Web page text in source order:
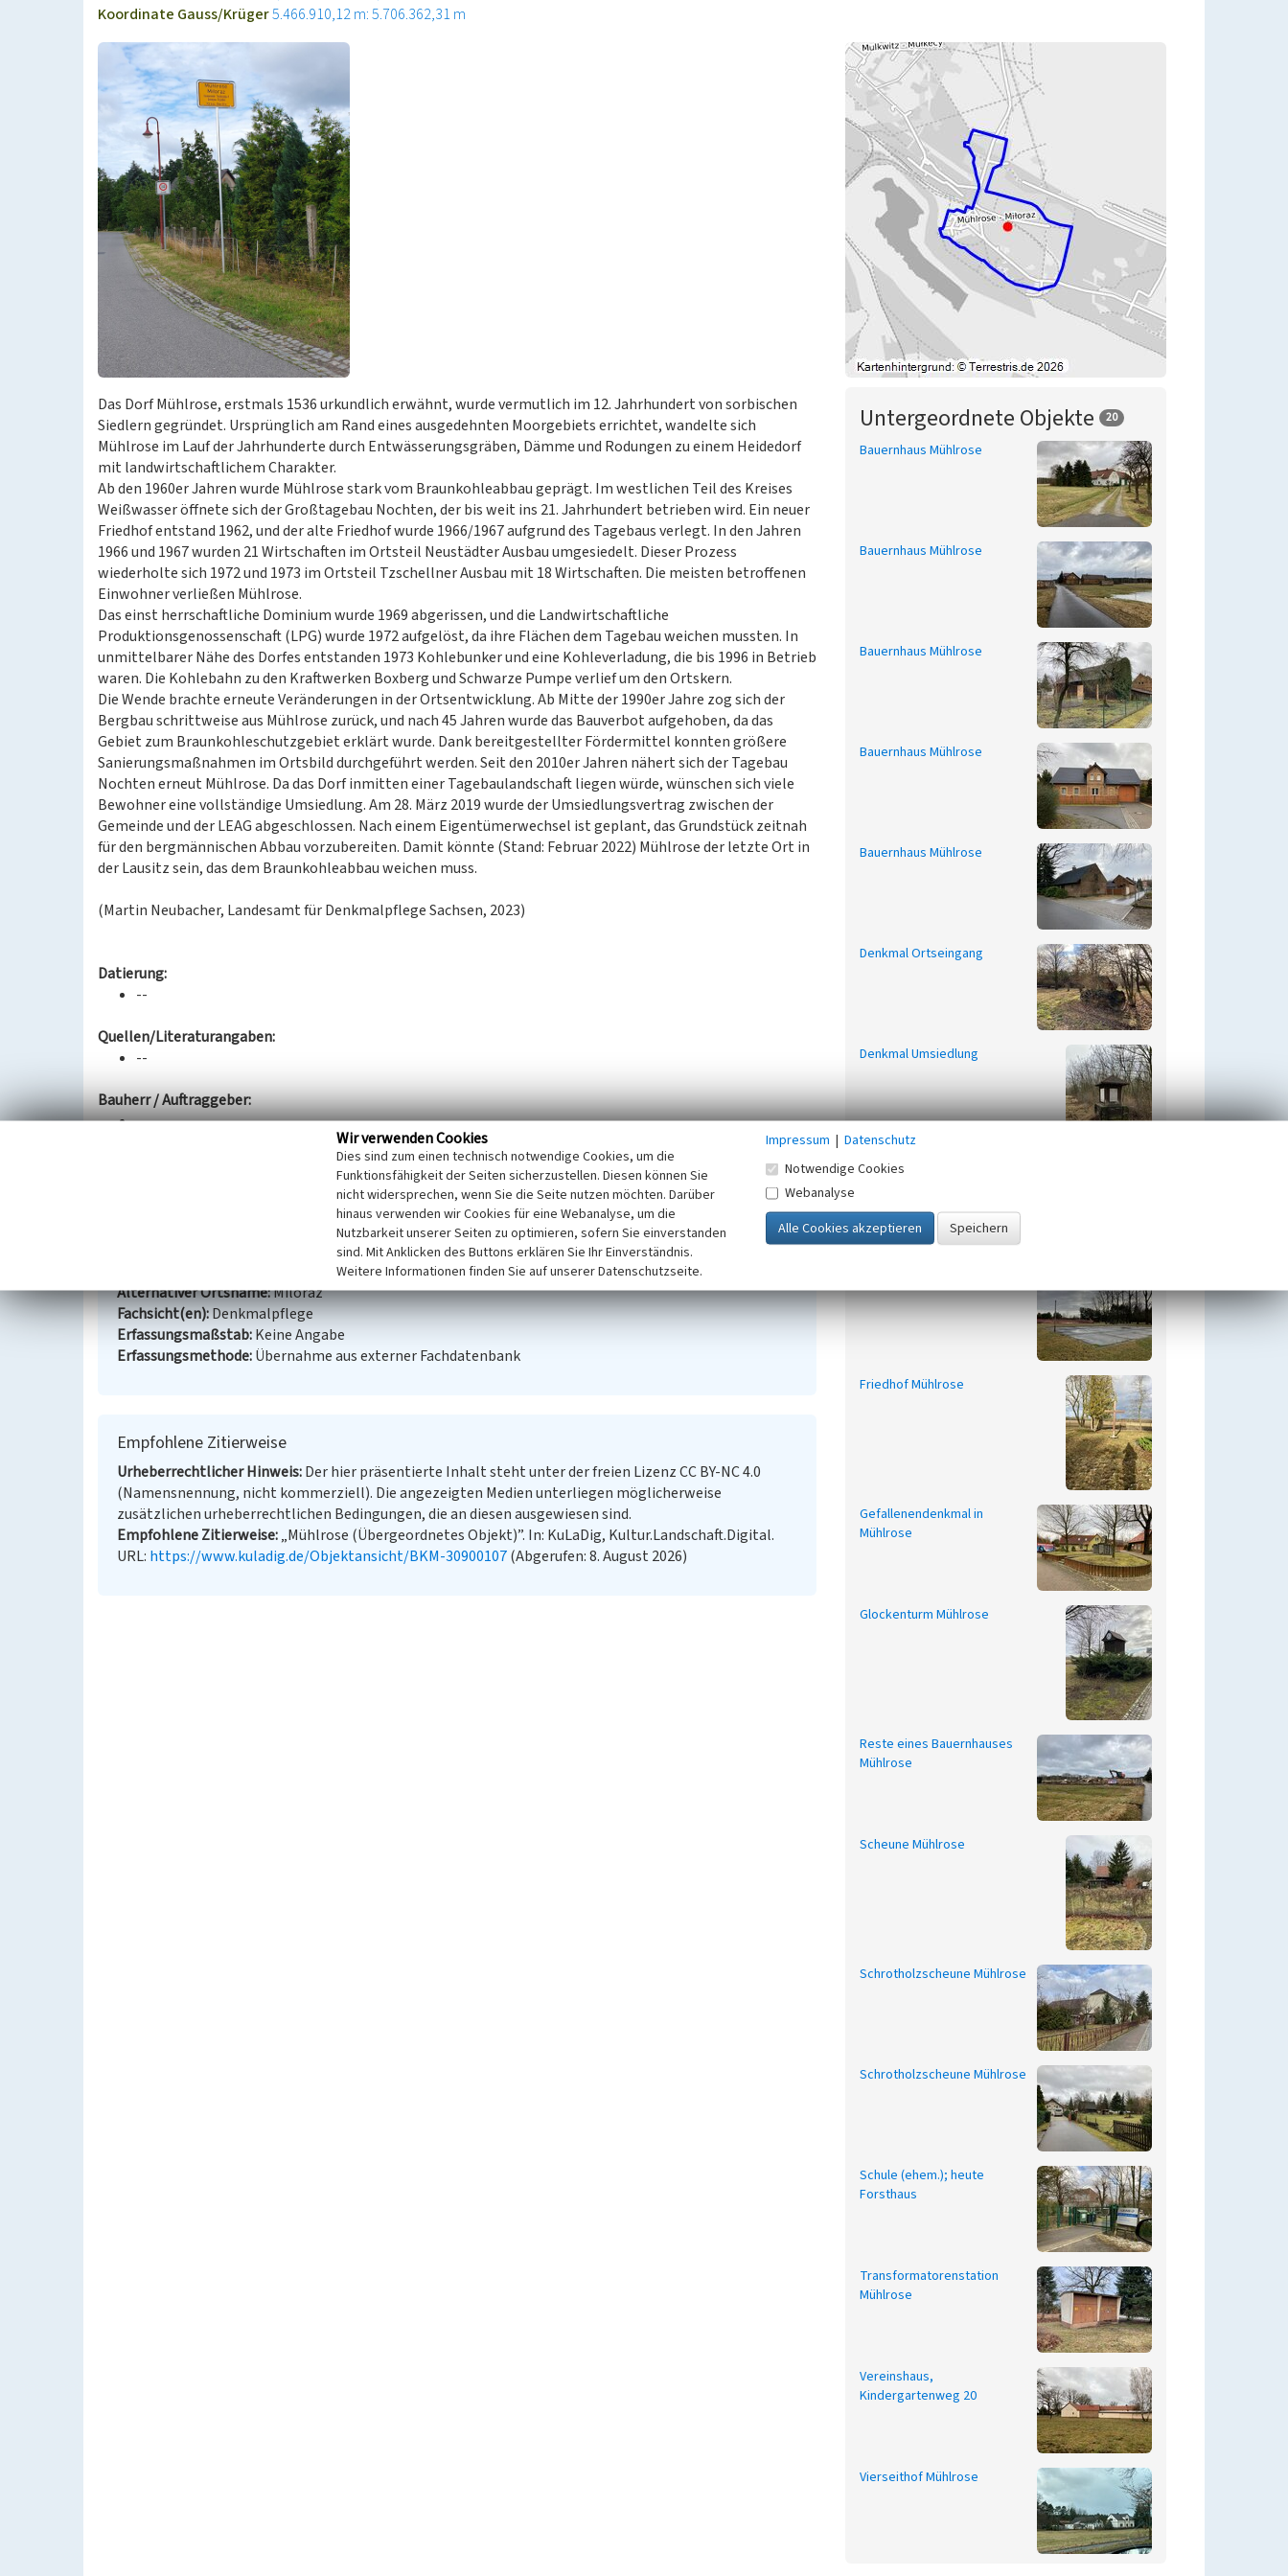
Koordinate Gauss/Krüger5.466.910,12 m: 5.706.362,31 m
Das Dorf Mühlrose, erstmals 1536 urkundlich erwähnt, wurde vermutlich im 12. Jahrhundert von sorbischen
Siedlern gegründet. Ursprünglich am Rand eines ausgedehnten Moorgebiets errichtet, wandelte sich
Mühlrose im Lauf der Jahrhunderte durch Entwässerungsgräben, Dämme und Rodungen zu einem Heidedorf
mit landwirtschaftlichem Charakter.
Ab den 1960er Jahren wurde Mühlrose stark vom Braunkohleabbau geprägt. Im westlichen Teil des Kreises
Weißwasser öffnete sich der Großtagebau Nochten, der bis weit ins 21. Jahrhundert betrieben wird. Ein neuer
Friedhof entstand 1962, und der alte Friedhof wurde 1966/1967 aufgrund des Tagebaus verlegt. In den Jahren
1966 und 1967 wurden 21 Wirtschaften im Ortsteil Neustädter Ausbau umgesiedelt. Dieser Prozess
wiederholte sich 1972 und 1973 im Ortsteil Tzschellner Ausbau mit 18 Wirtschaften. Die meisten betroffenen
Einwohner verließen Mühlrose.
Das einst herrschaftliche Dominium wurde 1969 abgerissen, und die Landwirtschaftliche
Produktionsgenossenschaft (LPG) wurde 1972 aufgelöst, da ihre Flächen dem Tagebau weichen mussten. In
unmittelbarer Nähe des Dorfes entstanden 1973 Kohlebunker und eine Kohleverladung, die bis 1996 in Betrieb
waren. Die Kohlebahn zu den Kraftwerken Boxberg und Schwarze Pumpe verlief um den Ortskern.
Die Wende brachte erneute Veränderungen in der Ortsentwicklung. Ab Mitte der 1990er Jahre zog sich der
Bergbau schrittweise aus Mühlrose zurück, und nach 45 Jahren wurde das Bauverbot aufgehoben, da das
Gebiet zum Braunkohleschutzgebiet erklärt wurde. Dank bereitgestellter Fördermittel konnten größere
Sanierungsmaßnahmen im Ortsbild durchgeführt werden. Seit den 2010er Jahren nähert sich der Tagebau
Nochten erneut Mühlrose. Da das Dorf inmitten einer Tagebaulandschaft liegen würde, wünschen sich viele
Bewohner eine vollständige Umsiedlung. Am 28. März 2019 wurde der Umsiedlungsvertrag zwischen der
Gemeinde und der LEAG abgeschlossen. Nach einem Eigentümerwechsel ist geplant, das Grundstück zeitnah
für den bergmännischen Abbau vorzubereiten. Damit könnte (Stand: Februar 2022) Mühlrose der letzte Ort in
der Lausitz sein, das dem Braunkohleabbau weichen muss.
(Martin Neubacher, Landesamt für Denkmalpflege Sachsen, 2023)
Datierung:
--
Quellen/Literaturangaben:
--
Bauherr / Auftraggeber:
--
Mühlrose (Übergeordnetes Objekt)
Alternativer Ortsname Miloraz
Fachsicht(en) Denkmalpflege
Erfassungsmaßstab Keine Angabe
Erfassungsmethode Übernahme aus externer Fachdatenbank
Empfohlene Zitierweise
Urheberrechtlicher Hinweis Der hier präsentierte Inhalt steht unter der freien Lizenz CC BY-NC 4.0
(Namensnennung, nicht kommerziell). Die angezeigten Medien unterliegen möglicherweise
zusätzlichen urheberrechtlichen Bedingungen, die an diesen ausgewiesen sind.
Empfohlene Zitierweise „Mühlrose (Übergeordnetes Objekt)”. In: KuLaDig, Kultur.Landschaft.Digital.
URL: https://www.kuladig.de/Objektansicht/BKM-30900107(Abgerufen: 8. August 2026)
Untergeordnete Objekte 20
Bauernhaus Mühlrose
Bauernhaus Mühlrose
Bauernhaus Mühlrose
Bauernhaus Mühlrose
Bauernhaus Mühlrose
Denkmal Ortseingang
Denkmal Umsiedlung
Friedhof Mühlrose
Gefallenendenkmal in
Mühlrose
Glockenturm Mühlrose
Reste eines Bauernhauses
Mühlrose
Scheune Mühlrose
Schrotholzscheune Mühlrose
Schrotholzscheune Mühlrose
Schule (ehem.); heute
Forsthaus
Transformatorenstation
Mühlrose
Vereinshaus,
Kindergartenweg 20
Vierseithof Mühlrose
Wir verwenden Cookies
Dies sind zum einen technisch notwendige Cookies, um die
Funktionsfähigkeit der Seiten sicherzustellen. Diesen können Sie
nicht widersprechen, wenn Sie die Seite nutzen möchten. Darüber
hinaus verwenden wir Cookies für eine Webanalyse, um die
Nutzbarkeit unserer Seiten zu optimieren, sofern Sie einverstanden
sind. Mit Anklicken des Buttons erklären Sie Ihr Einverständnis.
Weitere Informationen finden Sie auf unserer Datenschutzseite.
Impressum | Datenschutz
Notwendige Cookies
Webanalyse